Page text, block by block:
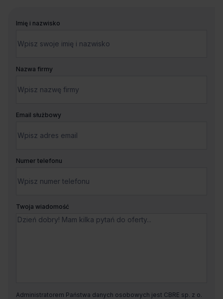
Imię i nazwisko
Nazwa firmy
Email służbowy
Numer telefonu
Twoja wiadomość
Administratorem Państwa danych osobowych jest CBRE sp. z o.